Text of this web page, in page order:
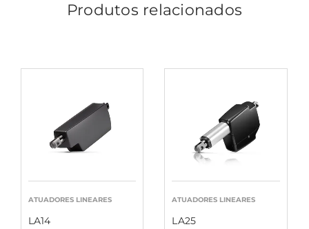
Produtos relacionados
ATUADORES LINEARES
LA14
ATUADORES LINEARES
LA25